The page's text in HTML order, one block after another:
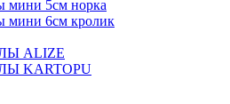
мини 5см норка
мини 6см кролик
ALIZE
KARTOPU